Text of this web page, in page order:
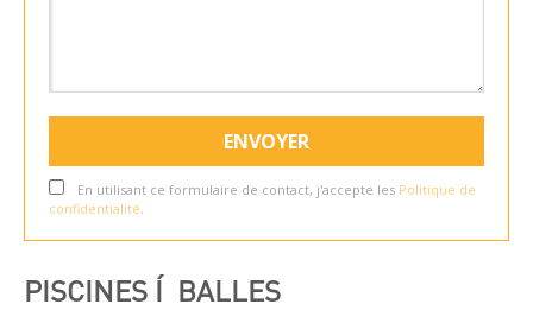
En utilisant ce formulaire de contact, j'accepte les Politique de
confidentialité.
PISCINES Í BALLES